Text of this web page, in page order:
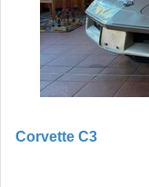
Corvette C3